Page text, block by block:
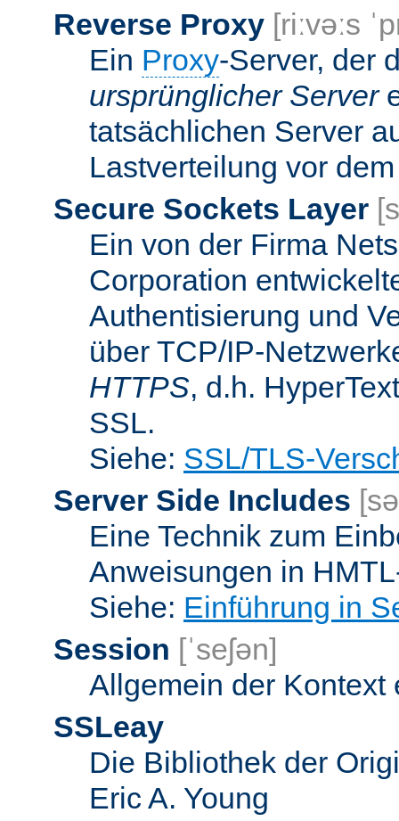
Reverse Proxy [riːvəːs
Ein Proxy-Server, der
ursprünglicher Server
tatsächlichen Server
Lastverteilung vor
Secure Sockets Layer
Ein von der Firma
Corporation
Authentisierung und
über TCP/IP-
HTTPS, d.h.
SSL.
Siehe: SSL/TLS-
Server Side Includes
Eine Technik zum
Anweisungen in
Siehe: Einführung in
Session [ˈseʃən]
Allgemein der Kontext
SSLeay
Die Bibliothek der
Eric A. Young